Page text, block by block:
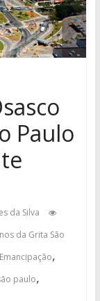
Paulo
da Silva
da Grita São
Emancipação,
paulo,